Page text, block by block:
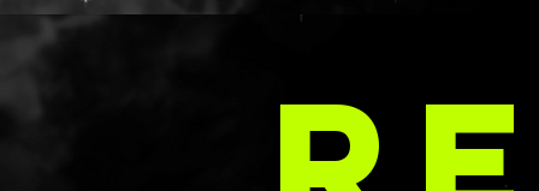
N'oubliez pas de
contenant
n'importe lequel de
disponibles.
Voir la
LA